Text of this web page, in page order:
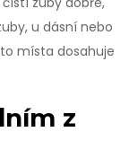
u dásní nebo
místa dosahuje
z